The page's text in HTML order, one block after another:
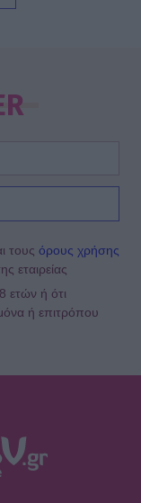
τους όρους χρήσης
εταιρείας
ετών ή ότι
ή επιτρόπου